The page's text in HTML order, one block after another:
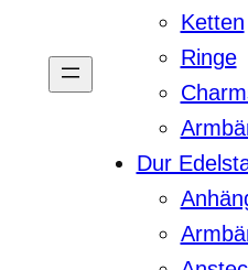
Ketten
Ringe
Dur